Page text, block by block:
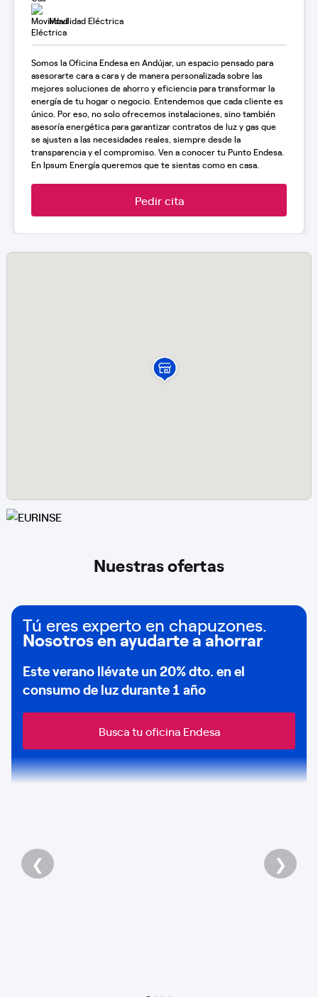
Movilidad Eléctrica
Somos la Oficina Endesa en Andújar, un espacio pensado para
asesorarte cara a cara y de manera personalizada sobre las
mejores soluciones de ahorro y eficiencia para transformar la
energía de tu hogar o negocio. Entendemos que cada cliente es
único. Por eso, no solo ofrecemos instalaciones, sino también
asesoría energética para garantizar contratos de luz y gas que
se ajusten a las necesidades reales, siempre desde la
transparencia y el compromiso. Ven a conocer tu Punto Endesa.
En Ipsum Energía queremos que te sientas como en casa.
Pedir cita
Nuestras ofertas
Tú eres experto en chapuzones.
Nosotros en ayudarte a ahorrar
Este verano llévate un20% dto. en el
consumo deluz durante 1 año
Busca tu oficina Endesa
❮ ❯